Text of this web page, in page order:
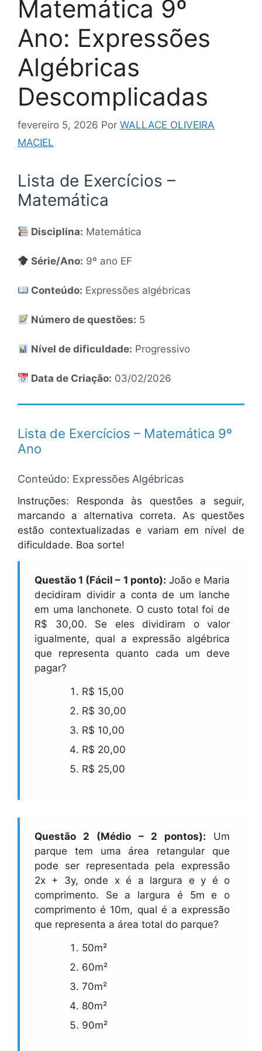
Matemática 9º
Ano: Expressões
Algébricas
Descomplicadas
fevereiro 5, 2026 Por WALLACE OLIVEIRA
MACIEL
Lista de Exercícios –
Matemática
Disciplina: Matemática
Série/Ano: 9º ano EF
Conteúdo: Expressões algébricas
Número de questões: 5
Nível de dificuldade: Progressivo
Data de Criação: 03/02/2026
Lista de Exercícios – Matemática 9º
Ano
Conteúdo: Expressões Algébricas
Instruções: Responda às questões a seguir,
marcando a alternativa correta. As questões
estão contextualizadas e variam em nível de
dificuldade. Boa sorte!
Questão 1 (Fácil – 1 ponto): João e Maria
decidiram dividir a conta de um lanche
em uma lanchonete. O custo total foi de
R$ 30,00. Se eles dividiram o valor
igualmente, qual a expressão algébrica
que representa quanto cada um deve
pagar?
R$ 15,00
R$ 30,00
R$ 10,00
R$ 20,00
R$ 25,00
Questão 2 (Médio – 2 pontos): Um
parque tem uma área retangular que
pode ser representada pela expressão
2x + 3y, onde x é a largura e y é o
comprimento. Se a largura é 5m e o
comprimento é 10m, qual é a expressão
que representa a área total do parque?
50m²
60m²
70m²
80m²
90m²